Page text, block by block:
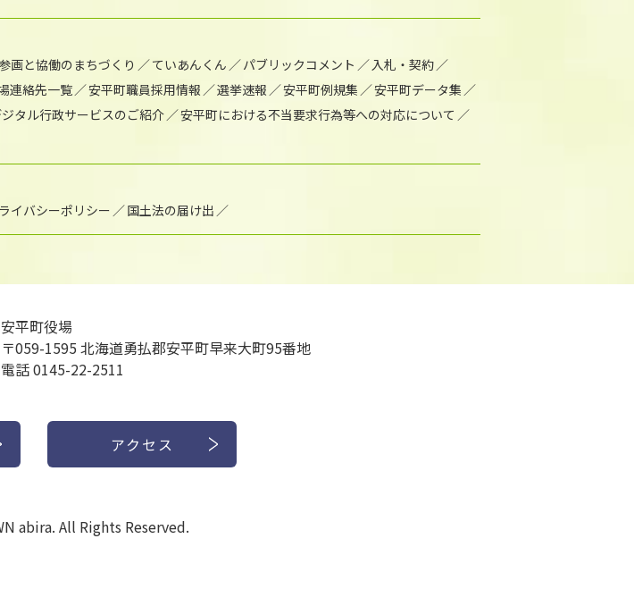
画と協働のまちづくり ていあんくん パブリックコメント
入札・契約
連絡先一覧 安平町職員採用情報 選挙速報 安平町例規集
安平町データ集
タル行政サービスのご紹介
安平町における不当要求行為等への対応について
イバシーポリシー 国土法の届け出
安平町役場
〒059-1595 北海道勇払郡安平町早来大町95番地
電話 0145-22-2511
アクセス
abira. All Rights Reserved.